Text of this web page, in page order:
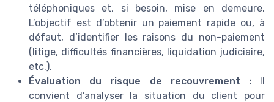
téléphoniques et, si besoin, mise en demeure.
L’objectif est d’obtenir un paiement rapide ou, à
défaut, d’identifier les raisons du non-paiement
(litige, difficultés financières, liquidation judiciaire,
etc.).
Évaluation du risque de recouvrement :Il
convient d’analyser la situation du client pour